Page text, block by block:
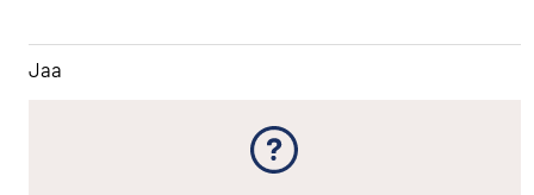
Jaa